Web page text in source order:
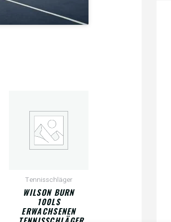
Tennisschläger
WILSON BURN
100LS
ERWACHSENEN